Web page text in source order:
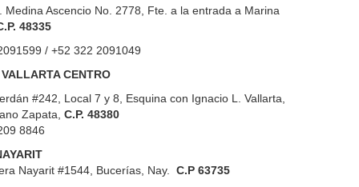
Medina Ascencio No. 2778, Fte. a la entrada a Marina
48335
/ +52 322 2091049
CENTRO
#242, Local 7 y 8, Esquina con Ignacio L. Vallarta,
Zapata, C.P. 48380
8846
Nayarit #1544, Bucerías, Nay. C.P 63735